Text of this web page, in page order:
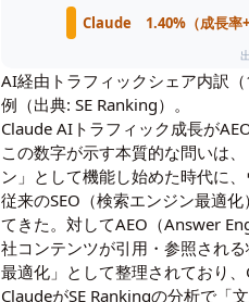
Claude 1.40%（成長率
AI経由トラフィックシェア内訳
例（出典: SE Ranking）。
Claude AIトラフィック成長が
この数字が示す本質的な問いは
ン」として機能し始めた時代に
従来のSEO（検索エンジン最適
てきた。対してAEO（Answer
社コンテンツが引用・参照され
最適化」として整理されており
ClaudeがSE Rankingの分析で「